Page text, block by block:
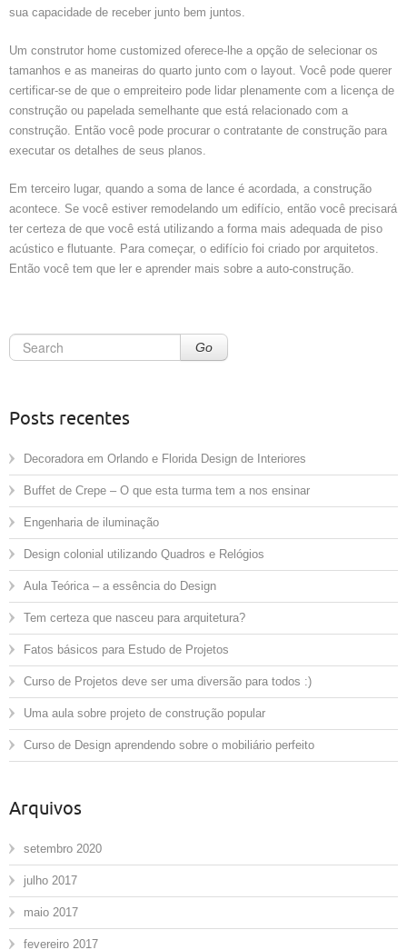
sua capacidade de receber junto bem juntos.
Um construtor home customized oferece-lhe a opção de selecionar os
tamanhos e as maneiras do quarto junto com o layout. Você pode querer
certificar-se de que o empreiteiro pode lidar plenamente com a licença de
construção ou papelada semelhante que está relacionado com a
construção. Então você pode procurar o contratante de construção para
executar os detalhes de seus planos.
Em terceiro lugar, quando a soma de lance é acordada, a construção
acontece. Se você estiver remodelando um edifício, então você precisará
ter certeza de que você está utilizando a forma mais adequada de piso
acústico e flutuante. Para começar, o edifício foi criado por arquitetos.
Então você tem que ler e aprender mais sobre a auto-construção.
Go
Posts recentes
Decoradora em Orlando e Florida Design de Interiores
Buffet de Crepe – O que esta turma tem a nos ensinar
Engenharia de iluminação
Design colonial utilizando Quadros e Relógios
Aula Teórica – a essência do Design
Tem certeza que nasceu para arquitetura?
Fatos básicos para Estudo de Projetos
Curso de Projetos deve ser uma diversão para todos :)
Uma aula sobre projeto de construção popular
Curso de Design aprendendo sobre o mobiliário perfeito
Arquivos
setembro 2020
julho 2017
maio 2017
fevereiro 2017